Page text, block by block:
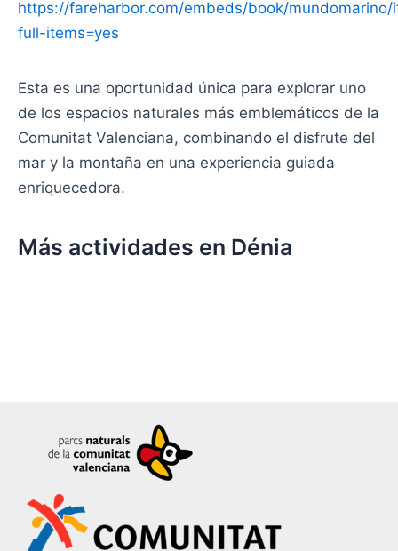
https://fareharbor.com/embeds/book/
full-items=yes
Esta es una oportunidad única para explorar uno
de los espacios naturales más emblemáticos de la
Comunitat Valenciana, combinando el disfrute del
mar y la montaña en una experiencia guiada
enriquecedora.
Más actividades en Dénia